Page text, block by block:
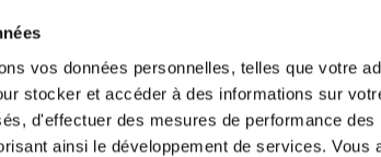
vos données personnelles, telles que votre
stocker et accéder à des informations sur
d'effectuer des mesures de performance
ainsi le développement de services.